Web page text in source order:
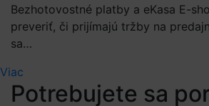
Bezhotovostné platby a eKasa E-
preveriť, či prijímajú tržby na
sa…
Viac
Potrebujete sa